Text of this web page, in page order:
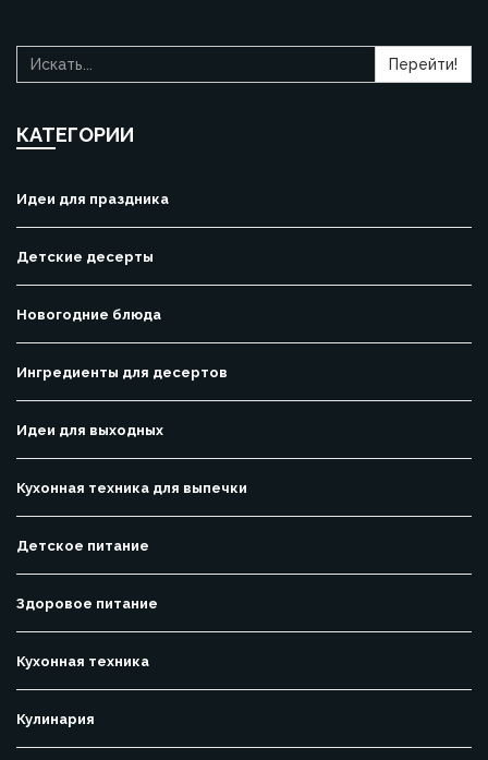
Перейти!
КАТЕГОРИИ
Идеи для праздника
Детские десерты
Новогодние блюда
Ингредиенты для десертов
Идеи для выходных
Кухонная техника для выпечки
Детское питание
Здоровое питание
Кухонная техника
Кулинария